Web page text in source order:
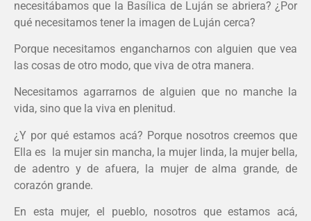
necesitábamos que la Basílica de Luján se abriera? ¿Por
qué necesitamos tener la imagen de Luján cerca?
Porque necesitamos engancharnos con alguien que vea
las cosas de otro modo, que viva de otra manera.
Necesitamos agarrarnos de alguien que no manche la
vida, sino que la viva en plenitud.
¿Y por qué estamos acá? Porque nosotros creemos que
Ella es la mujer sin mancha, la mujer linda, la mujer bella,
de adentro y de afuera, la mujer de alma grande, de
corazón grande.
En esta mujer, el pueblo, nosotros que estamos acá,